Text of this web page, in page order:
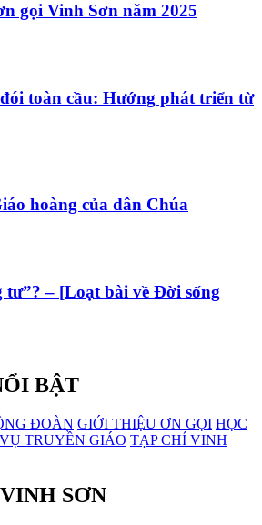
gọi Vinh Sơn năm 2025
toàn cầu: Hướng phát triển từ
hoàng của dân Chúa
tư”? – [Loạt bài về Đời sống
BẬT
ĐOÀN GIỚI THIỆU ƠN GỌI HỌC
TRUYỀN GIÁO TẠP CHÍ VINH
SƠN